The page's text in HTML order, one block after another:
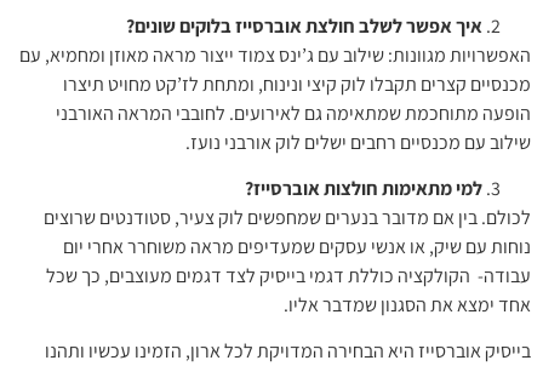
איך אפשר לשלב חולצת אוברסייז בלוקים שונים?
האפשרויות מגוונות: שילוב עם ג’ינס צמוד ייצור מראה מאוזן ומחמיא, עם
מכנסיים קצרים תקבלו לוק קיצי ונינוח, ומתחת לז’קט מחויט תיצרו
הופעה מתוחכמת שמתאימה גם לאירועים. לחובבי המראה האורבני
שילוב עם מכנסיים רחבים ישלים לוק אורבני נועז.
למי מתאימות חולצות אוברסייז?
לכולם. בין אם מדובר בנערים שמחפשים לוק צעיר, סטודנטים שרוצים
נוחות עם שיק, או אנשי עסקים שמעדיפים מראה משוחרר אחרי יום
עבודה- הקולקציה כוללת דגמי בייסיק לצד דגמים מעוצבים, כך שכל
אחד ימצא את הסגנון שמדבר אליו.
בייסיק אוברסייז היא הבחירה המדויקת לכל ארון, הזמינו עכשיו ותהנו